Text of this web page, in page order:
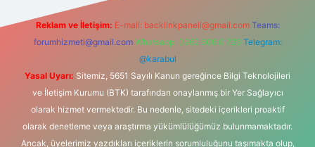
Reklam ve İletişim: E-mail: backlinkpaneli@gmail.com Teams:
forumhizmeti@gmail.com Whatsapp: 0262 606 0 726 Telegram:
@karabul
Yasal Uyarı: Sitemiz, 5651 Sayılı Kanun gereğince Bilgi Teknolojileri
ve İletişim Kurumu (BTK) tarafından onaylanmış bir Yer Sağlayıcı
olarak hizmet vermektedir. Bu nedenle, sitedeki içerikleri proaktif
olarak denetleme veya araştırma yükümlülüğümüz bulunmamaktadır.
Ancak, üyelerimiz yazdıkları içeriklerin sorumluluğunu taşımakta olup,